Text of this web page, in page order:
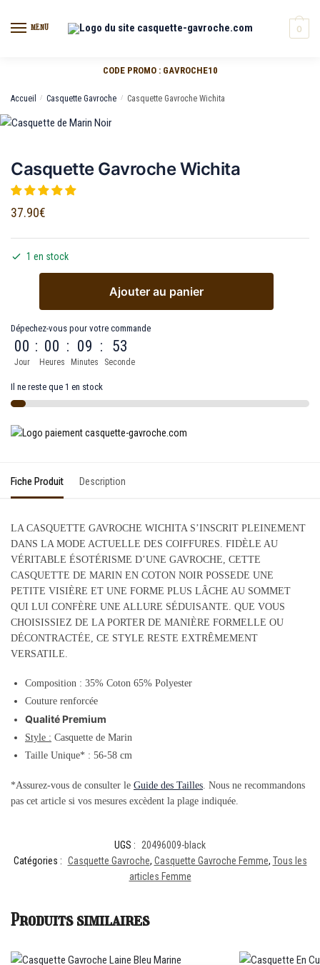
MENU 0
CODE PROMO : GAVROCHE10
Accueil / Casquette Gavroche / Casquette Gavroche Wichita
Casquette Gavroche Wichita
37.90€
1 en stock
Ajouter au panier
Dépechez-vous pour votre commande
00
Jour
: 00
Heures
: 09
Minutes
: 53
Seconde
Il ne reste que 1 en stock
Fiche Produit Description
LA CASQUETTE GAVROCHE WICHITA S’INSCRIT PLEINEMENT
DANS LA MODE ACTUELLE DES COIFFURES. FIDÈLE AU
VÉRITABLE ÉSOTÉRISME D’UNE GAVROCHE, CETTE
CASQUETTE DE MARIN EN COTON NOIR POSSEDE UNE
PETITE VISIÈRE ET UNE FORME PLUS LÂCHE AU SOMMET
QUI LUI CONFÈRE UNE ALLURE SÉDUISANTE. QUE VOUS
CHOISISSIEZ DE LA PORTER DE MANIÈRE FORMELLE OU
DÉCONTRACTÉE, CE STYLE RESTE EXTRÊMEMENT
VERSATILE.
Composition : 35% Coton 65% Polyester
Couture renforcée
Qualité Premium
Style : Casquette de Marin
Taille Unique* : 56-58 cm
*Assurez-vous de consulter le Guide des Tailles . Nous ne recommandons
pas cet article si vos mesures excèdent la plage indiquée.
UGS : 20496009-black
Catégories : Casquette Gavroche, Casquette Gavroche Femme, Tous les
articles Femme
Produits similaires